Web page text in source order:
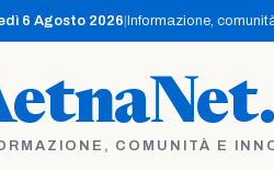
6 Agosto 2026 Informazione,
COMUNITÀ E